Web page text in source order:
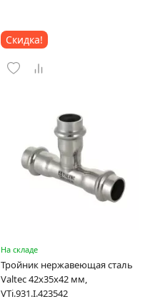
Скидка!
На складе
Тройник нержавеющая сталь
Valtec 42х35х42 мм,
VTi.931.I.423542